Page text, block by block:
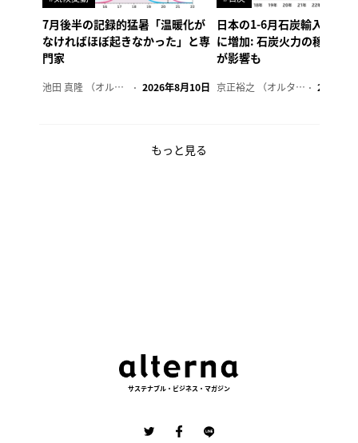
7月後半の記録的猛暑「温暖化が
なければほぼ起きなかった」と専
門家
池田 真隆 （オルタナ輪番編集長） 2026年8月10日
日本の1-6月石炭輸入、4年
に増加: 石炭火力の稼働制
が影響も
京正裕之 （オルタナ副編集長） 2026年8
もっと見る
サステナブル・ビジネス・マガジン